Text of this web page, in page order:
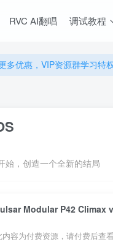
RVC AI翻唱 调试教程
优惠，VIP资源群学习特权
优惠，VIP资源群学习特
始，创造一个全新的结局
Modular P42 Climax
内容为付费资源，请付费后查